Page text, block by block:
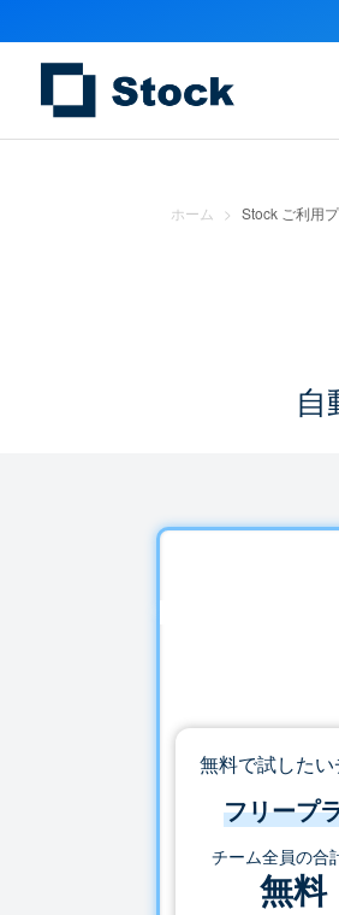
ホーム > Stock ご利用
無料で試した
フリープ
チーム全員の合
無料